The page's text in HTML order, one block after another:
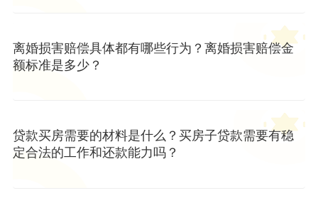
离婚损害赔偿具体都有哪些行为？离婚损害赔偿金
额标准是多少？
贷款买房需要的材料是什么？买房子贷款需要有稳
定合法的工作和还款能力吗？